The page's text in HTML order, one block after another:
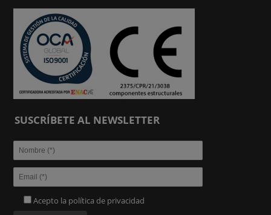
SUSCRÍBETE AL NEWSLETTER
Acepto la política de privacidad